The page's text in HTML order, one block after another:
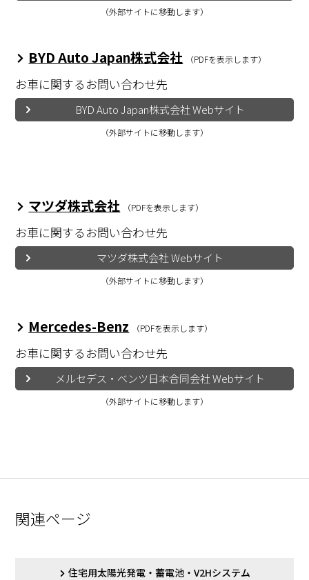
（外部サイトに移動します）
BYD Auto Japan株式会社 （PDFを表示します）
お車に関するお問い合わせ先
BYD Auto Japan株式会社 Webサイト
（外部サイトに移動します）
マツダ株式会社 （PDFを表示します）
お車に関するお問い合わせ先
マツダ株式会社 Webサイト
（外部サイトに移動します）
Mercedes-Benz （PDFを表示します）
お車に関するお問い合わせ先
メルセデス・ベンツ日本合同会社Webサイト
（外部サイトに移動します）
関連ページ
住宅用太陽光発電・蓄電池・V2Hシステム